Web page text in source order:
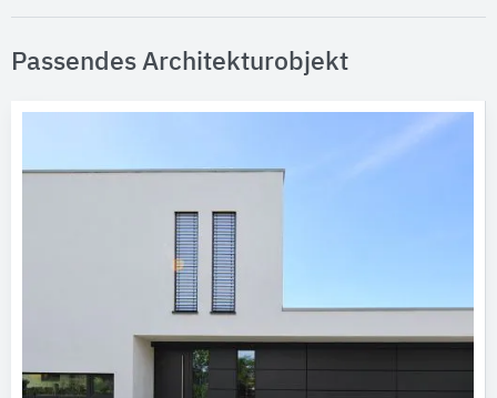
Passendes Architekturobjekt